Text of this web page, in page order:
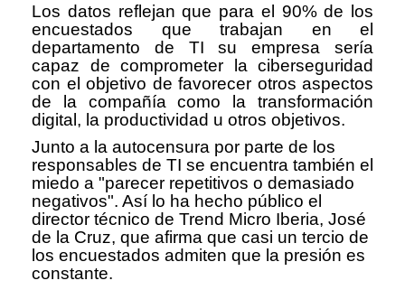
Los datos reflejan que para el 90% de los
encuestados que trabajan en el
departamento de TI su empresa sería
capaz de comprometer la ciberseguridad
con el objetivo de favorecer otros aspectos
de la compañía como la transformación
digital, la productividad u otros objetivos.
Junto a la autocensura por parte de los
responsables de TI se encuentra también el
miedo a "parecer repetitivos o demasiado
negativos". Así lo ha hecho público el
director técnico de Trend Micro Iberia, José
de la Cruz, que afirma que casi un tercio de
los encuestados admiten que la presión es
constante.